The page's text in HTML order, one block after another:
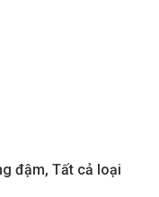
đậm, Tất cả loại